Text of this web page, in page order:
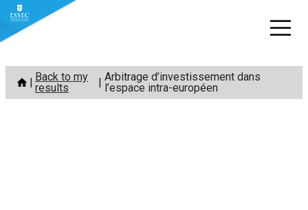
Skip
content
Back to my
results
Arbitrage d’investissement dans
l’espace intra-européen